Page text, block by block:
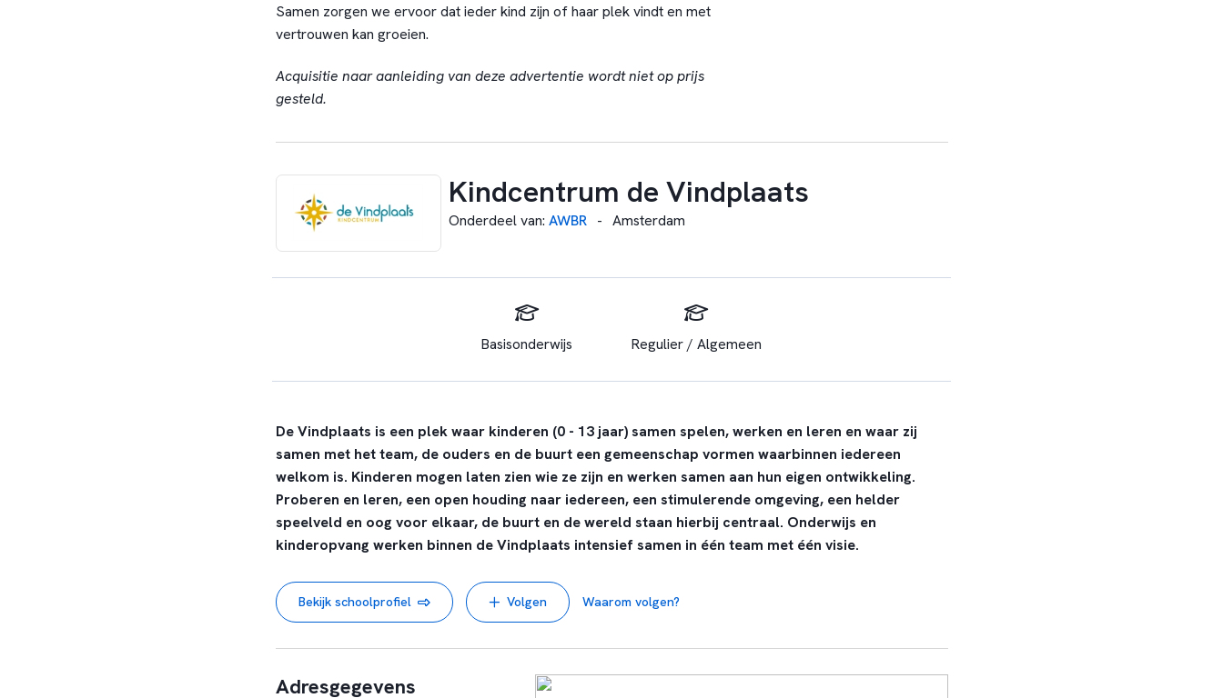
Samen zorgen we ervoor dat ieder kind zijn of haar plek vindt en met
vertrouwen kan groeien.
Acquisitie naar aanleiding van deze advertentie wordt niet op prijs
gesteld.
Kindcentrum de Vindplaats
Onderdeel van: AWBR - Amsterdam
Basisonderwijs Regulier / Algemeen
De Vindplaats is een plek waar kinderen (0 - 13 jaar) samen spelen, werken en leren en waar zij
samen met het team, de ouders en de buurt een gemeenschap vormen waarbinnen iedereen
welkom is. Kinderen mogen laten zien wie ze zijn en werken samen aan hun eigen ontwikkeling.
Proberen en leren, een open houding naar iedereen, een stimulerende omgeving, een helder
speelveld en oog voor elkaar, de buurt en de wereld staan hierbij centraal. Onderwijs en
kinderopvang werken binnen de Vindplaats intensief samen in één team met één visie.
Bekijk schoolprofiel Volgen Waarom volgen?
Adresgegevens